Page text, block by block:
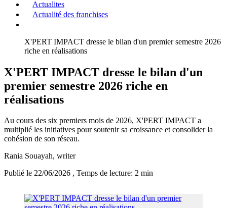
Actualites
Actualité des franchises
X'PERT IMPACT dresse le bilan d'un premier semestre 2026
riche en réalisations
X'PERT IMPACT dresse le bilan d'un
premier semestre 2026 riche en
réalisations
Au cours des six premiers mois de 2026, X'PERT IMPACT a
multiplié les initiatives pour soutenir sa croissance et consolider la
cohésion de son réseau.
Rania Souayah, writer
Publié le 22/06/2026 , Temps de lecture: 2 min